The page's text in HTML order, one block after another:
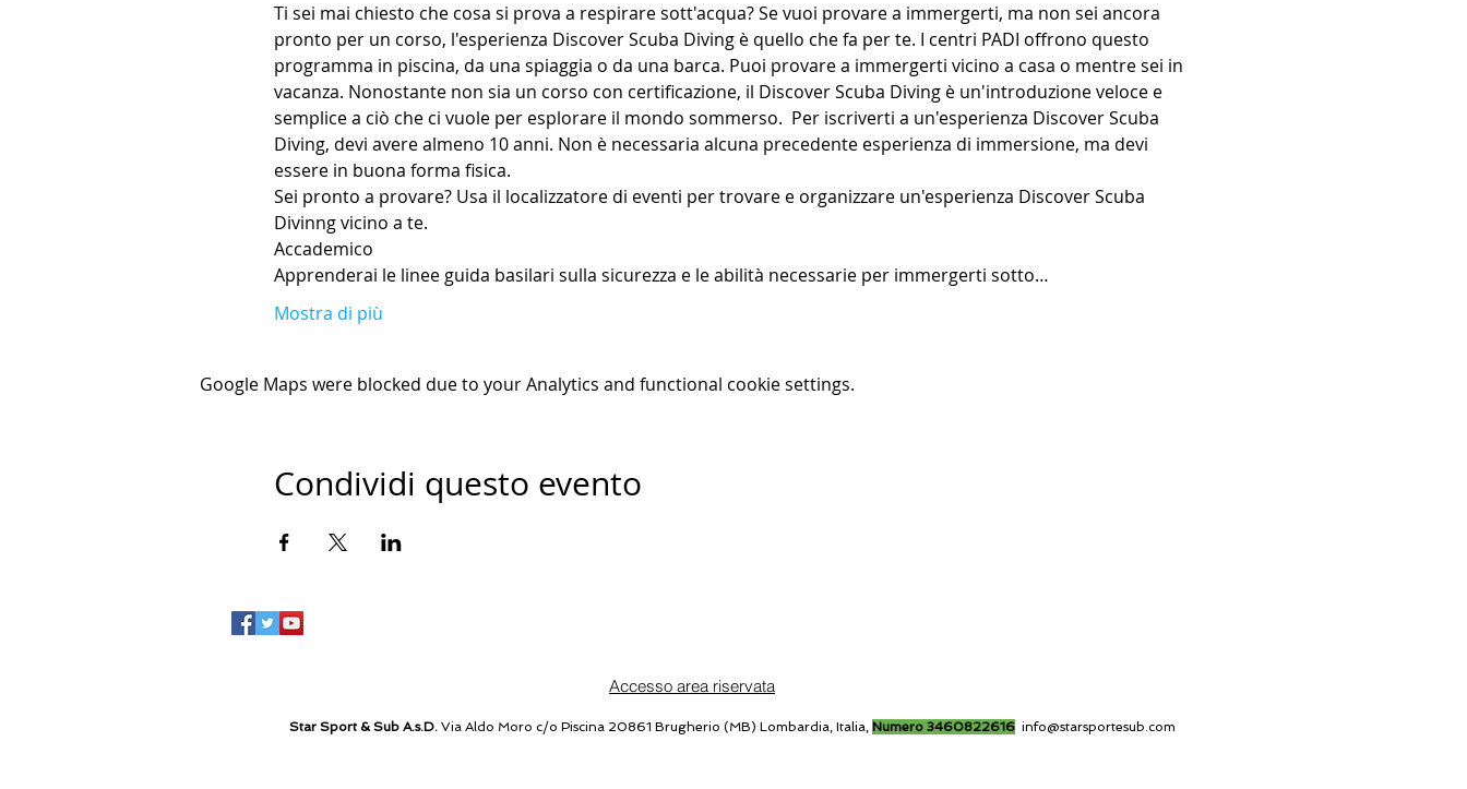
Ti sei mai chiesto che cosa si prova a respirare sott'acqua? Se vuoi provare a immergerti, ma non sei ancora
pronto per un corso, l'esperienza Discover Scuba Diving è quello che fa per te. I centri PADI offrono questo
programma in piscina, da una spiaggia o da una barca. Puoi provare a immergerti vicino a casa o mentre sei in
vacanza. Nonostante non sia un corso con certificazione, il Discover Scuba Diving è un'introduzione veloce e
semplice a ciò che ci vuole per esplorare il mondo sommerso.  Per iscriverti a un'esperienza Discover Scuba
Diving, devi avere almeno 10 anni. Non è necessaria alcuna precedente esperienza di immersione, ma devi
essere in buona forma fisica.
Sei pronto a provare? Usa il localizzatore di eventi per trovare e organizzare un'esperienza Discover Scuba
Divinng vicino a te.
Accademico
Apprenderai le linee guida basilari sulla sicurezza e le abilità necessarie per immergerti sotto…
Mostra di più
Google Maps were blocked due to your Analytics and functional cookie settings.
Condividi questo evento
Accesso area riservata
Star Sport & Sub A.s.D. Via Aldo Moro c/o Piscina 20861 Brugherio (MB) Lombardia, Italia, Numero 3460822616 info@starsportesub.com